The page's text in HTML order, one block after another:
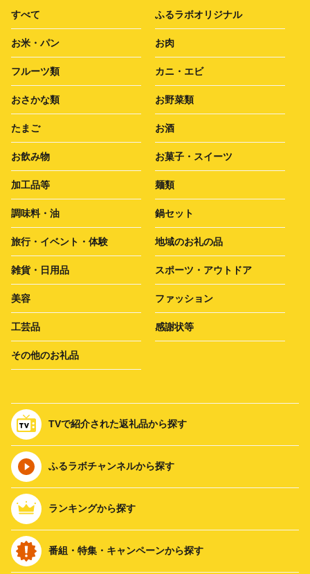
すべて ふるラボオリジナル
お米・パン お肉
フルーツ類 カニ・エビ
おさかな類 お野菜類
たまご お酒
お飲み物 お菓子・スイーツ
加工品等 麺類
調味料・油 鍋セット
旅行・イベント・体験 地域のお礼の品
雑貨・日用品 スポーツ・アウトドア
美容 ファッション
工芸品 感謝状等
その他のお礼品
TVで紹介された返礼品から探す
ふるラボチャンネルから探す
ランキングから探す
番組・特集・キャンペーンから探す